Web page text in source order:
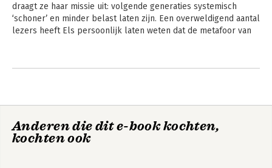
draagt ze haar missie uit: volgende generaties systemisch
‘schoner’ en minder belast laten zijn. Een overweldigend aantal
lezers heeft Els persoonlijk laten weten dat de metafoor van
Andere boeken door Els van Steijn
Anderen die dit e-book kochten,
kochten ook